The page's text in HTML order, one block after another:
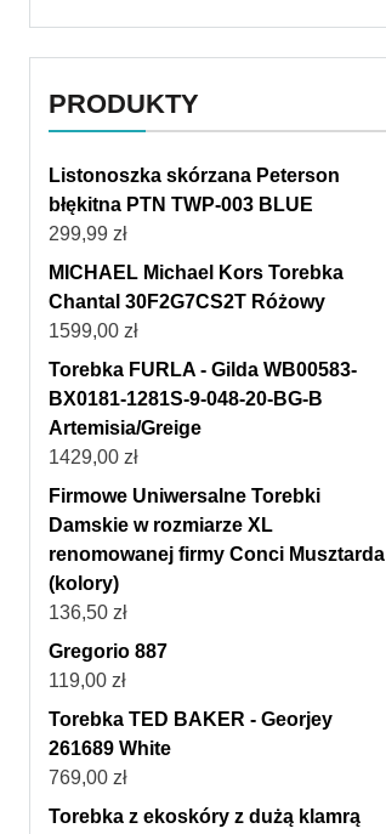
PRODUKTY
Listonoszka skórzana Peterson
błękitna PTN TWP-003 BLUE
299,99 zł
MICHAEL Michael Kors Torebka
Chantal 30F2G7CS2T Różowy
1599,00 zł
Torebka FURLA - Gilda WB00583-
BX0181-1281S-9-048-20-BG-B
Artemisia/Greige
1429,00 zł
Firmowe Uniwersalne Torebki
Damskie w rozmiarze XL
renomowanej firmy Conci Musztarda
(kolory)
136,50 zł
Gregorio 887
119,00 zł
Torebka TED BAKER - Georjey
261689 White
769,00 zł
Torebka z ekoskóry z dużą klamrą